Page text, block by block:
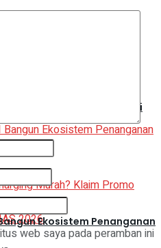
Hadirkan Rumah Edukasi
Bulan Kemerdekaan
Ekosistem Penanganan
web saya pada peramban ini